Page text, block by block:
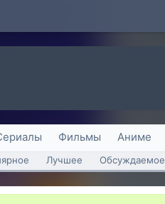
Фильмы Аниме
Лучшее Обсуждаемое